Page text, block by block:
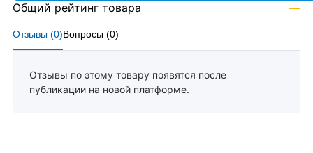
Отзывы (0)Вопросы (0)
Отзывы по этому товару появятся после
публикации на новой платформе.
Общий рейтинг товара —